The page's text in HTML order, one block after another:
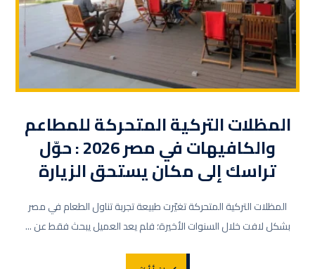
المظلات التركية المتحركة للمطاعم
والكافيهات في مصر 2026 : حوّل
تراسك إلى مكان يستحق الزيارة
المظلات التركية المتحركة تغيّرت طبيعة تجربة تناول الطعام في مصر
بشكل لافت خلال السنوات الأخيرة؛ فلم يعد العميل يبحث فقط عن ...